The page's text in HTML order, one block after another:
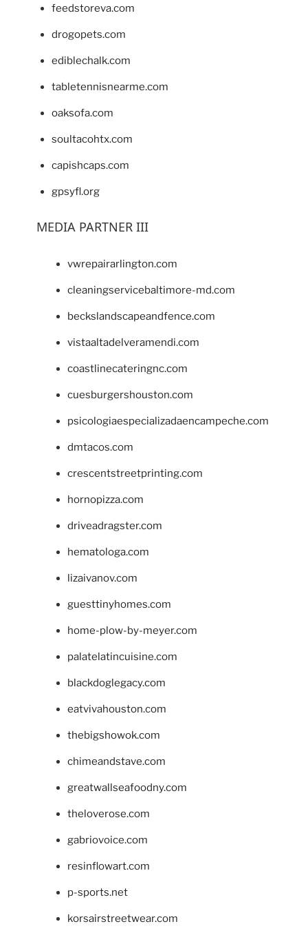
feedstoreva.com
drogopets.com
ediblechalk.com
tabletennisnearme.com
oaksofa.com
soultacohtx.com
capishcaps.com
gpsyfl.org
MEDIA PARTNER III
vwrepairarlington.com
cleaningservicebaltimore-md.com
beckslandscapeandfence.com
vistaaltadelveramendi.com
coastlinecateringnc.com
cuesburgershouston.com
psicologiaespecializadaencampeche.com
dmtacos.com
crescentstreetprinting.com
hornopizza.com
driveadragster.com
hematologa.com
lizaivanov.com
guesttinyhomes.com
home-plow-by-meyer.com
palatelatincuisine.com
blackdoglegacy.com
eatvivahouston.com
thebigshowok.com
chimeandstave.com
greatwallseafoodny.com
theloverose.com
gabriovoice.com
resinflowart.com
p-sports.net
korsairstreetwear.com